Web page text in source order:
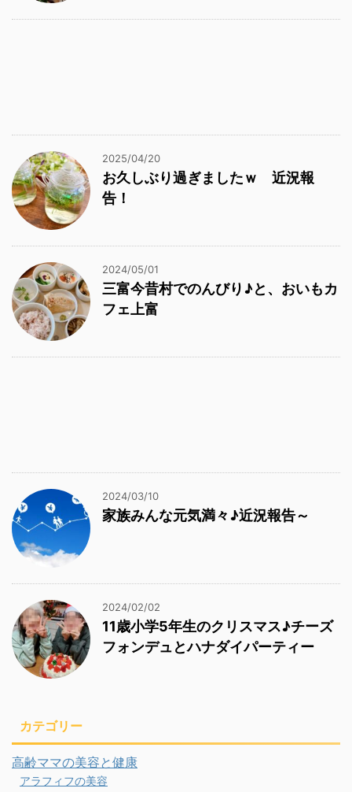
2025/04/20
お久しぶり過ぎましたｗ 近況報
告！
2024/05/01
三富今昔村でのんびり♪と、おいもカ
フェ上富
2024/03/10
家族みんな元気満々♪近況報告～
2024/02/02
11歳小学5年生のクリスマス♪チーズ
フォンデュとハナダイパーティー
カテゴリー
高齢ママの美容と健康
アラフィフの美容